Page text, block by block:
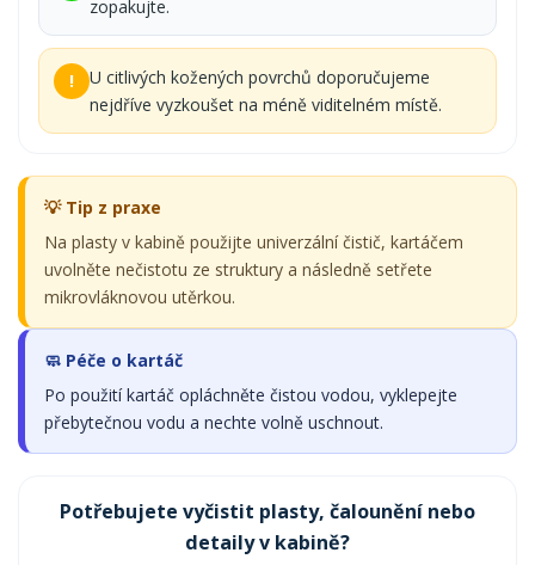
zopakujte.
!
U citlivých kožených povrchů doporučujeme
nejdříve vyzkoušet na méně viditelném místě.
💡 Tip z praxe
Na plasty v kabině použijte univerzální čistič, kartáčem
uvolněte nečistotu ze struktury a následně setřete
mikrovláknovou utěrkou.
🧼 Péče o kartáč
Po použití kartáč opláchněte čistou vodou, vyklepejte
přebytečnou vodu a nechte volně uschnout.
Potřebujete vyčistit plasty, čalounění nebo
detaily v kabině?